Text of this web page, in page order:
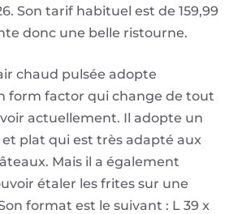
Son tarif habituel est de 159,99
donc une belle ristourne.
chaud pulsée adopte
form factor qui change de tout
actuellement. Il adopte un
plat qui est très adapté aux
Mais il a également
étaler les frites sur une
format est le suivant : L 39 x